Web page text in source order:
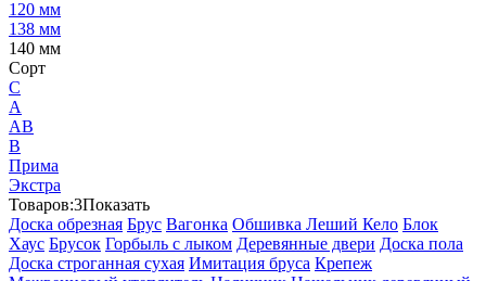
120 мм
138 мм
140 мм
Сорт
C
А
АВ
В
Прима
Экстра
Товаров:3Показать
Доска обрезная Брус Вагонка Обшивка Леший Кело Блок
Хаус Брусок Горбыль с лыком Деревянные двери Доска пола
Доска строганная сухая Имитация бруса Крепеж